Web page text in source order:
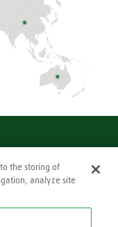
the storing of
analyze site